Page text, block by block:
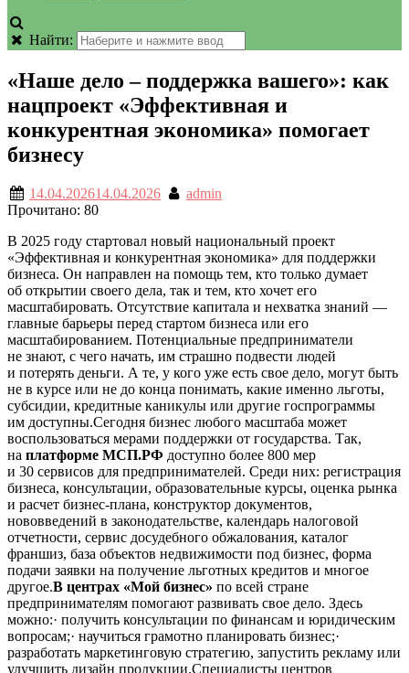
Найти:
«Наше дело – поддержка вашего»: как
нацпроект «Эффективная и
конкурентная экономика» помогает
бизнесу
14.04.202614.04.2026
admin
Прочитано: 80
В 2025 году стартовал новый национальный проект
«Эффективная и конкурентная экономика» для поддержки
бизнеса. Он направлен на помощь тем, кто только думает
об открытии своего дела, так и тем, кто хочет его
масштабировать. Отсутствие капитала и нехватка знаний —
главные барьеры перед стартом бизнеса или его
масштабированием. Потенциальные предприниматели
не знают, с чего начать, им страшно подвести людей
и потерять деньги. А те, у кого уже есть свое дело, могут быть
не в курсе или не до конца понимать, какие именно льготы,
субсидии, кредитные каникулы или другие госпрограммы
им доступны.Сегодня бизнес любого масштаба может
воспользоваться мерами поддержки от государства. Так,
на платформе МСП.РФ доступно более 800 мер
и 30 сервисов для предпринимателей. Среди них: регистрация
бизнеса, консультации, образовательные курсы, оценка рынка
и расчет бизнес-плана, конструктор документов,
нововведений в законодательстве, календарь налоговой
отчетности, сервис досудебного обжалования, каталог
франшиз, база объектов недвижимости под бизнес, форма
подачи заявки на получение льготных кредитов и многое
другое.В центрах «Мой бизнес» по всей стране
предпринимателям помогают развивать свое дело. Здесь
можно:· получить консультации по финансам и юридическим
вопросам;· научиться грамотно планировать бизнес;·
разработать маркетинговую стратегию, запустить рекламу или
улучшить дизайн продукции.Специалисты центров